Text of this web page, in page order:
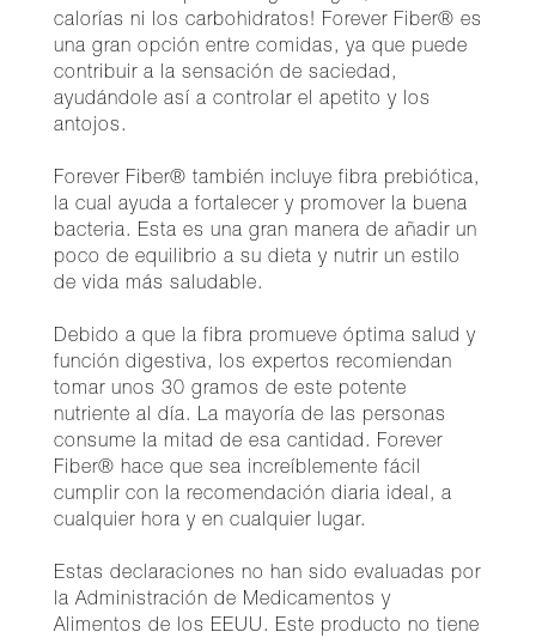
calorías ni los carbohidratos! Forever Fiber® es
una gran opción entre comidas, ya que puede
contribuir a la sensación de saciedad,
ayudándole así a controlar el apetito y los
antojos.
Forever Fiber® también incluye fibra prebiótica,
la cual ayuda a fortalecer y promover la buena
bacteria. Esta es una gran manera de añadir un
poco de equilibrio a su dieta y nutrir un estilo
de vida más saludable.
Debido a que la fibra promueve óptima salud y
función digestiva, los expertos recomiendan
tomar unos 30 gramos de este potente
nutriente al día. La mayoría de las personas
consume la mitad de esa cantidad. Forever
Fiber® hace que sea increíblemente fácil
cumplir con la recomendación diaria ideal, a
cualquier hora y en cualquier lugar.
Estas declaraciones no han sido evaluadas por
la Administración de Medicamentos y
Alimentos de los EEUU. Este producto no tiene